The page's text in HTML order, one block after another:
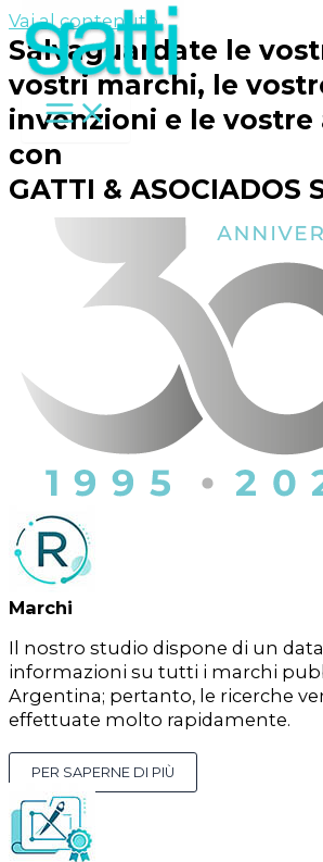
Vai al contenuto
Salvaguardate le
vostri marchi, le
invenzioni e le
con
GATTI & ASOCIADOS
Marchi
Il nostro studio dispone di un
informazioni su tutti i marchi
Argentina; pertanto, le ricerche
effettuate molto rapidamente.
PER SAPERNE DI PIÙ